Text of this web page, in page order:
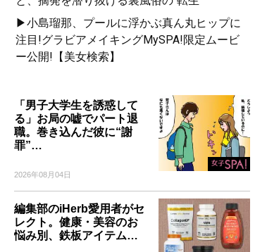
▶小島瑠那、プールに浮かぶ真ん丸ヒップに
注目!グラビアメイキングMySPA!限定ムービ
ー公開!【美女検索】
「男子大学生を誘惑して
る」お局の嘘でパート退
職。巻き込んだ彼に“謝
罪”…
2026年08月04日
編集部のiHerb愛用者がセ
レクト。健康・美容のお
悩み別、鉄板アイテム…